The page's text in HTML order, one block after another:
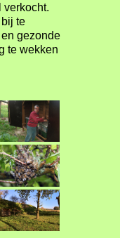
verkocht.
te
gezonde
te wekken